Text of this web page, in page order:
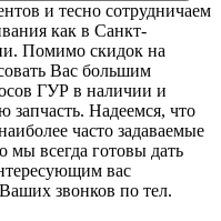
и тесно сотрудничаем
как в Санкт-
Помимо скидок на
Вас большим
ГУР в наличии и
запчасть. Надеемся, что
часто задаваемые
всегда готовы дать
вас
звонков по тел.